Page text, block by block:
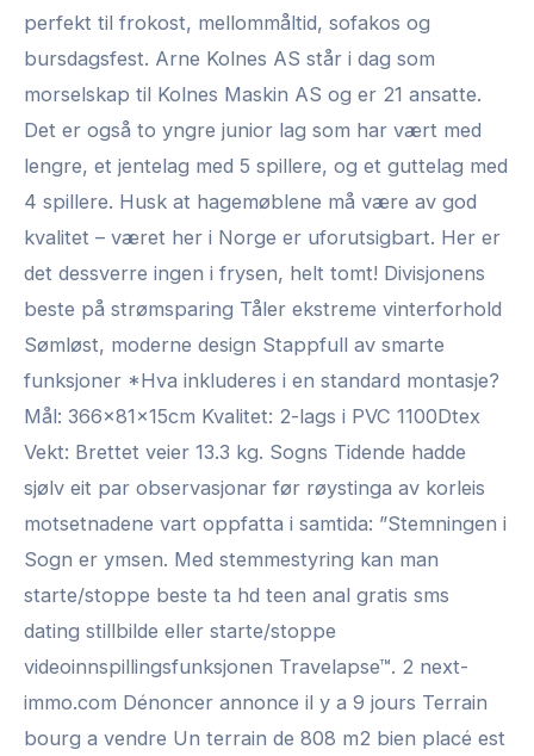
perfekt til frokost, mellommåltid, sofakos og
bursdagsfest. Arne Kolnes AS står i dag som
morselskap til Kolnes Maskin AS og er 21 ansatte.
Det er også to yngre junior lag som har vært med
lengre, et jentelag med 5 spillere, og et guttelag med
4 spillere. Husk at hagemøblene må være av god
kvalitet – været her i Norge er uforutsigbart. Her er
det dessverre ingen i frysen, helt tomt! Divisjonens
beste på strømsparing Tåler ekstreme vinterforhold
Sømløst, moderne design Stappfull av smarte
funksjoner *Hva inkluderes i en standard montasje?
Mål: 366x81x15cm Kvalitet: 2-lags i PVC 1100Dtex
Vekt: Brettet veier 13.3 kg. Sogns Tidende hadde
sjølv eit par observasjonar før røystinga av korleis
motsetnadene vart oppfatta i samtida: ”Stemningen i
Sogn er ymsen. Med stemmestyring kan man
starte/stoppe beste ta hd teen anal gratis sms
dating stillbilde eller starte/stoppe
videoinnspillingsfunksjonen Travelapse™. 2 next-
immo.com Dénoncer annonce il y a 9 jours Terrain
bourg a vendre Un terrain de 808 m2 bien placé est